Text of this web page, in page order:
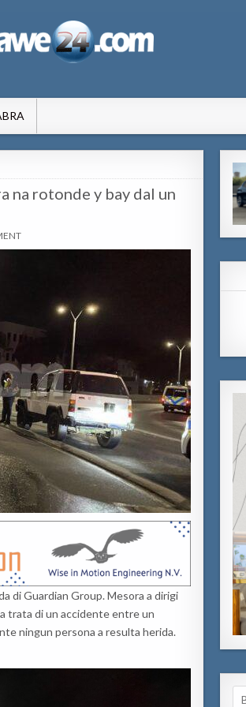
na rotonde y bay dal un
di Guardian Group. Mesora a dirigi
trata di un accidente entre un
ningun persona a resulta herida.